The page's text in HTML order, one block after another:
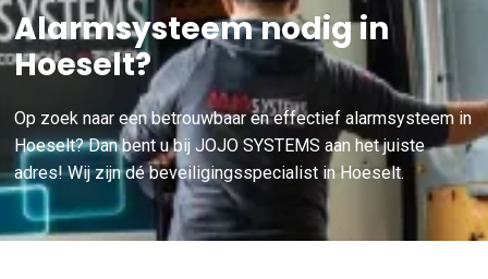
Alarmsysteem nodig in
Hoeselt?
Op zoek naar een betrouwbaar en effectief alarmsysteem in
Hoeselt? Dan bent u bij JOJO SYSTEMS aan het juiste
adres! Wij zijn dé beveiligingsspecialist in Hoeselt.